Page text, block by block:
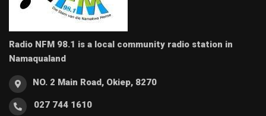
Radio NFM 98.1 is a local community radio station in
Namaqualand
NO. 2 Main Road, Okiep, 8270
027 744 1610